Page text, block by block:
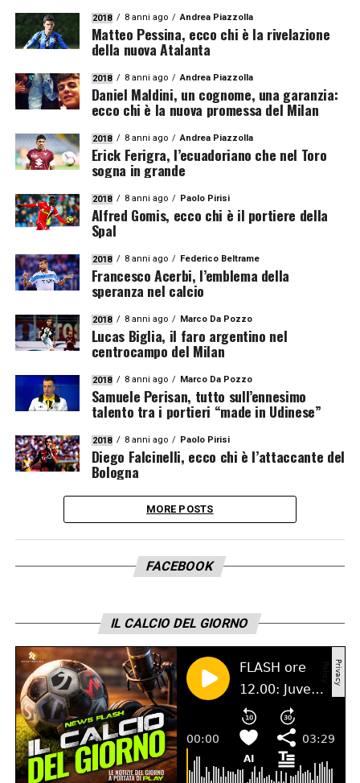
2018 8 anni ago Andrea Piazzolla
Matteo Pessina, ecco chi è la rivelazione
della nuova Atalanta
2018 8 anni ago Andrea Piazzolla
Daniel Maldini, un cognome, una garanzia:
ecco chi è la nuova promessa del Milan
2018 8 anni ago Andrea Piazzolla
Erick Ferigra, l’ecuadoriano che nel Toro
sogna in grande
2018 8 anni ago Paolo Pirisi
Alfred Gomis, ecco chi è il portiere della
Spal
2018 8 anni ago Federico Beltrame
Francesco Acerbi, l’emblema della
speranza nel calcio
2018 8 anni ago Marco Da Pozzo
Lucas Biglia, il faro argentino nel
centrocampo del Milan
2018 8 anni ago Marco Da Pozzo
Samuele Perisan, tutto sull’ennesimo
talento tra i portieri “made in Udinese”
2018 8 anni ago Paolo Pirisi
Diego Falcinelli, ecco chi è l’attaccante del
Bologna
MORE POSTS
FACEBOOK
IL CALCIO DEL GIORNO